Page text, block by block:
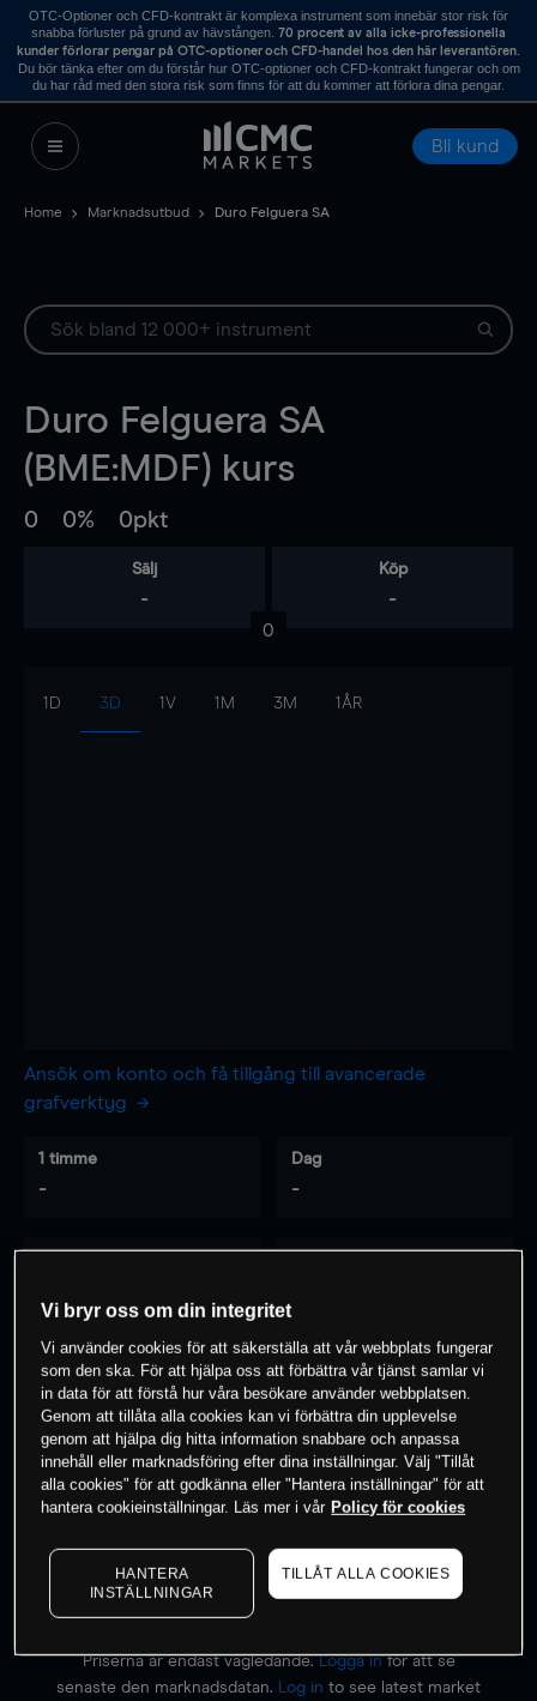
OTC-Optioner och CFD-kontrakt är komplexa instrument som innebär stor risk för
snabba förluster på grund av hävstången. 70 procent av alla icke-professionella
kunder förlorar pengar på OTC-optioner och CFD-handel hos den här leverantören.
Du bör tänka efter om du förstår hur OTC-optioner och CFD-kontrakt fungerar och om
du har råd med den stora risk som finns för att du kommer att förlora dina pengar.
Bli kund
Home Marknadsutbud Duro Felguera SA
Duro Felguera SA
(BME:MDF) kurs
0 0% 0pkt
Sälj
-
Köp
-
0
1D 3D 1V 1M 3M 1ÅR
Ansök om konto och få tillgång till avancerade
grafverktyg
1 timme
-
Dag
-
0% av kunderna har en position i detta
instrument
Börja handla
Priserna är endast vägledande.Logga inför att se
senaste den marknadsdatan.
Log in to see latest market
Vi bryr oss om din integritet
Vi använder cookies för att säkerställa att vår webbplats fungerar
som den ska. För att hjälpa oss att förbättra vår tjänst samlar vi
in data för att förstå hur våra besökare använder webbplatsen.
Genom att tillåta alla cookies kan vi förbättra din upplevelse
genom att hjälpa dig hitta information snabbare och anpassa
innehåll eller marknadsföring efter dina inställningar. Välj "Tillåt
alla cookies" för att godkänna eller "Hantera inställningar" för att
hantera cookieinställningar. Läs mer i vår Policy för cookies
HANTERA
INSTÄLLNINGAR
TILLÅT ALLA COOKIES